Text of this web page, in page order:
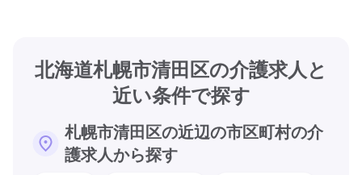
北海道札幌市清田区の介護求人と
近い条件で探す
札幌市清田区の近辺の市区町村の介
護求人から探す